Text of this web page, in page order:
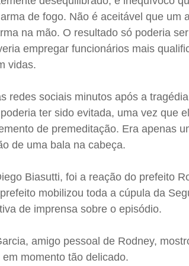
de fogo. Não é aceitável que um
na mão. O resultado só poderia ser
empregar funcionários mais
vidas.
redes sociais minutos após a
ter sido evitada, uma vez que
de premeditação. Era apenas
de uma bala na cabeça.
Biasutti, foi a reação do prefeito
mobilizou toda a cúpula da
de imprensa sobre o episódio.
amigo pessoal de Rodney,
momento tão delicado.